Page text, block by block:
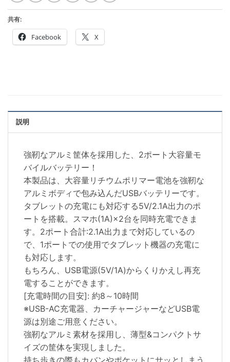
共有:
Facebook X
説明
強靭なアルミ筐体を採用した、2ポート大容量モ
バイルバッテリー！
本製品は、大容量リチウムポリマー電池を強靭な
アルミボディで包み込んだUSBバッテリーです。
タブレットの充電にも対応する5V/2.1A出力のポ
ートを搭載。スマホ(1A)×2台を同時充電できま
す。2ポート合計:2.1A出力まで対応しているの
で、1ポートでの使用でタブレット機器の充電に
も対応します。
もちろん、USB電源(5V/1A)からくりかえし再充
電することができます。
[充電時間の目安]: 約8～10時間
※USB-AC充電器、カーチャージャーなどUSB電
源は別途ご用意ください。
強靭なアルミ素材を採用し、薄型&コンパクトサ
イズの筐体を実現しました。